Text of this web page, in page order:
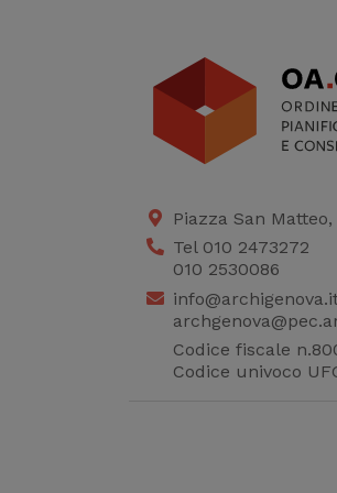
Piazza San Matteo,
Tel 010 2473272
010 2530086
Codice fiscale
Codice univoco